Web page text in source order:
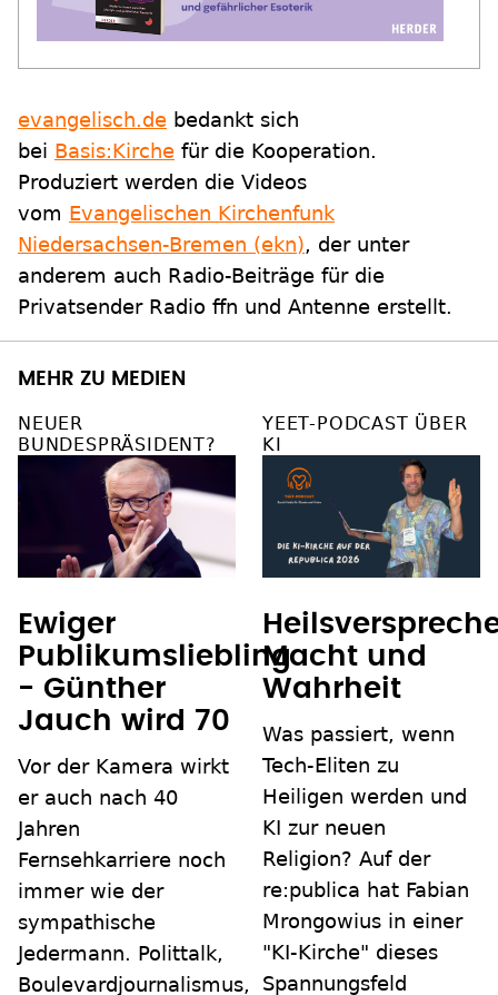
evangelisch.de bedankt sich
bei Basis:Kirche für die Kooperation.
Produziert werden die Videos
vom Evangelischen Kirchenfunk
Niedersachsen-Bremen (ekn), der unter
anderem auch Radio-Beiträge für die
Privatsender Radio ffn und Antenne erstellt.
MEHR ZU MEDIEN
NEUER
BUNDESPRÄSIDENT?
Ewiger
Publikumsliebling
- Günther
Jauch wird 70
Vor der Kamera wirkt
er auch nach 40
Jahren
Fernsehkarriere noch
immer wie der
sympathische
Jedermann. Polittalk,
Boulevardjournalismus,
YEET-PODCAST ÜBER
KI
Macht und
Wahrheit
Was passiert, wenn
Tech-Eliten zu
Heiligen werden und
KI zur neuen
Religion? Auf der
re:publica hat Fabian
Mrongowius in einer
"KI-Kirche" dieses
Spannungsfeld